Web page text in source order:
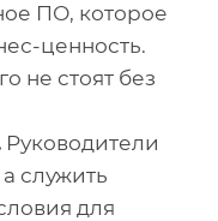
ПО, которое
ценность.
не стоят без
Руководители
служить
для